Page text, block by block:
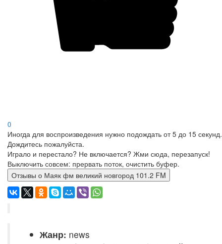
0
Иногда для воспроизведения нужно подождать от 5 до 15 секунд.
Дождитесь пожалуйста.
Играло и перестало? Не включается? Жми сюда, перезапуск!
Выключить совсем: прервать поток, очистить буфер.
Отзывы о Маяк фм великий новгород 101.2 FM
Жанр: news